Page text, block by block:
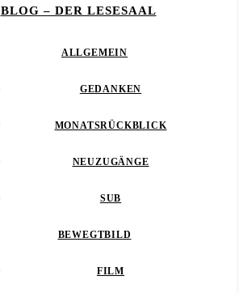
BLOG – DER LESESAAL
ALLGEMEIN
GEDANKEN
MONATSRÜCKBLICK
NEUZUGÄNGE
SUB
BEWEGTBILD
FILM